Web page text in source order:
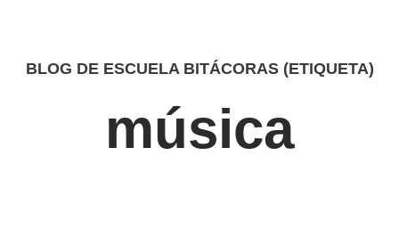
BLOG DE ESCUELA BITÁCORAS (ETIQUETA)
música